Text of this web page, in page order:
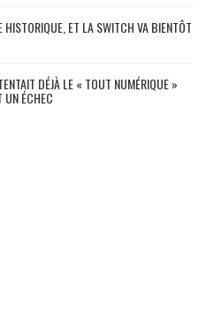
HISTORIQUE, ET LA SWITCH VA BIENTÔT
DÉJÀ LE « TOUT NUMÉRIQUE »
UN ÉCHEC